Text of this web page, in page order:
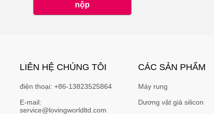
nộp
LIÊN HỆ CHÚNG TÔI
điện thoại: +86-13823525864
E-mail:
service@lovingworldltd.com
CÁC SẢN PHẨM
Máy rung
Dương vật giả silicon